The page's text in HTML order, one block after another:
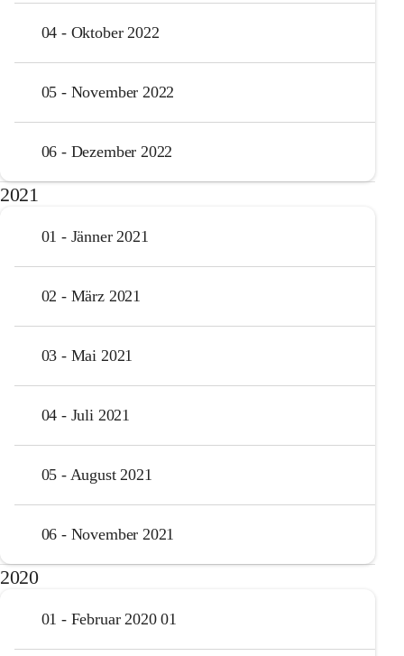
04 - Oktober 2022
05 - November 2022
06 - Dezember 2022
2021
01 - Jänner 2021
02 - März 2021
03 - Mai 2021
04 - Juli 2021
05 - August 2021
06 - November 2021
2020
01 - Februar 2020 01